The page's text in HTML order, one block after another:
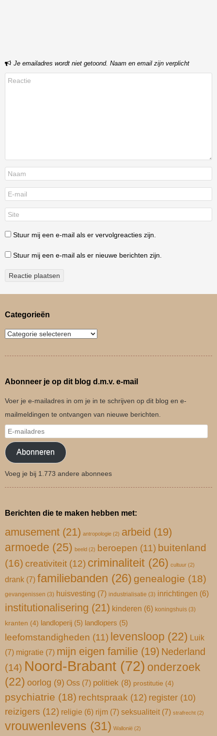
Je emailadres wordt niet getoond. Naam en email zijn verplicht
Stuur mij een e-mail als er vervolgreacties zijn.
Stuur mij een e-mail als er nieuwe berichten zijn.
Categorieën
Abonneer je op dit blog d.m.v. e-mail
Voer je e-mailadres in om je in te schrijven op dit blog en e-
mailmeldingen te ontvangen van nieuwe berichten.
Abonneren
Voeg je bij 1.773 andere abonnees
Berichten die te maken hebben met:
amusement (21) antropologie (2) arbeid (19)
armoede (25) beeld (2) beroepen (11) buitenland
(16) creativiteit (12) criminaliteit (26) cultuur (2)
drank (7) familiebanden (26) genealogie (18)
gevangenissen (3) huisvesting (7) industrialisatie (3) inrichtingen (6)
institutionalisering (21) kinderen (6) koningshuis (3)
kranten (4) landloperij (5) landlopers (5)
leefomstandigheden (11) levensloop (22) Luik
(7) migratie (7) mijn eigen familie (19) Nederland
(14) Noord-Brabant (72) onderzoek
(22) oorlog (9) Oss (7) politiek (8) prostitutie (4)
psychiatrie (18) rechtspraak (12) register (10)
reizigers (12) religie (6) rijm (7) seksualiteit(7) strafrecht (2)
vrouwenlevens (31) Wallonië (2)